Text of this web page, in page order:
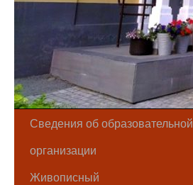
Сведения об образовательной
организации
Живописный